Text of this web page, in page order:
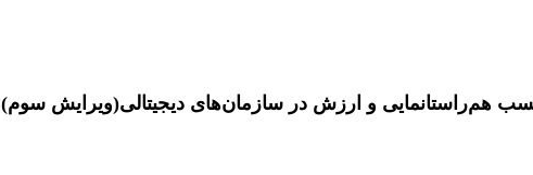
هم‌راستانمایی و ارزش در سازمان‌های دیجیتالی(ویرایش سوم)